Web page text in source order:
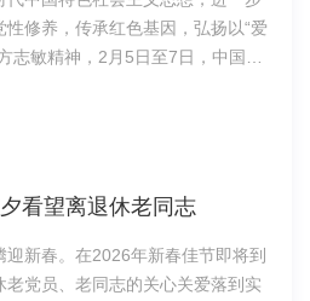
织的温暖与关怀；四是树立底线
教育，将保密要求和常识落实到
提升保密防范能力，筑牢安全防
年3月18日
务深度融合，相互促进，要立足
点提高谋划站位，注重协同促进凝
2026年3月18日
修养，传承红色基因，弘扬以“爱
志敏精神，2月5日至7日，中国科
心（以下简称中心）作为协作四
次培训。开班式上，江西方志敏
方面作了整体介绍，并为培训班授
与全体学员集中学习了党的二十
看望离退休老同志
迎新春。在2026年新春佳节即将到
党员、老同志的关心关爱落到实